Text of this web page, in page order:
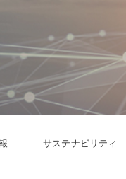
サステナビリティ